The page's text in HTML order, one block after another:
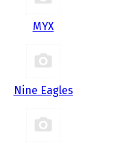
MYX
Nine Eagles